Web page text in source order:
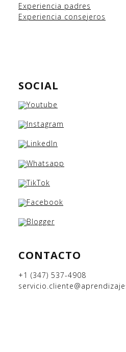
Experiencia padres
Experiencia consejeros
SOCIAL
CONTACTO
+1 (347) 537-4908